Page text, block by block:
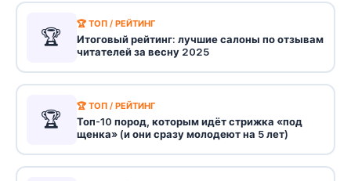
🏆
🏆 ТОП / РЕЙТИНГ
Итоговый рейтинг: лучшие салоны по отзывам
читателей за весну 2025
🏆
🏆 ТОП / РЕЙТИНГ
Топ-10 пород, которым идёт стрижка «под
щенка» (и они сразу молодеют на 5 лет)